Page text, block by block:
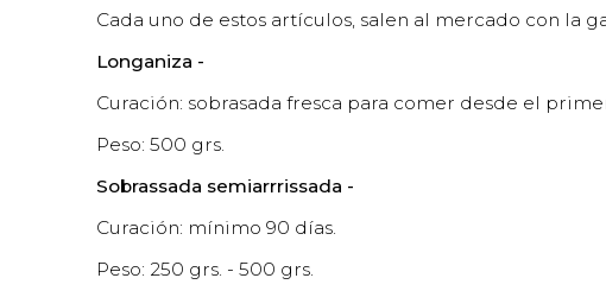
Cada uno de estos artículos, salen al mercado con la
Longaniza -
Curación: sobrasada fresca para comer desde el
Peso: 500 grs.
Sobrassada semiarrrissada -
Curación: mínimo 90 días.
Peso: 250 grs. - 500 grs.